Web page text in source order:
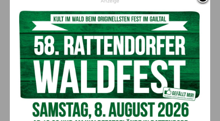
Landeshauptmann Peter Kaiser, war begeistert vom Können
der angehenden Fachkräfte.
Die Landesinnung bedankte sich bei der Fachberufsschule,
insbesondere bei Berufsschullehrer
Peter Süßenbacher , für
die äußerst gute Zusammenarbeit.
Folgende Firmen sponserten wertvolle
Sachpreise: